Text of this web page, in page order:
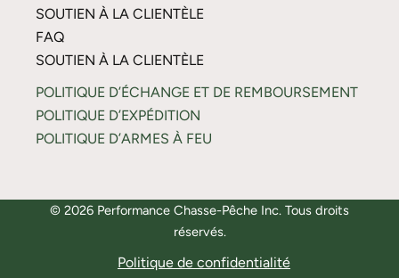
SOUTIEN À LA CLIENTÈLE
FAQ
SOUTIEN À LA CLIENTÈLE
POLITIQUE D’ÉCHANGE ET DE REMBOURSEMENT
POLITIQUE D’EXPÉDITION
POLITIQUE D’ARMES À FEU
© 2026 Performance Chasse-Pêche Inc. Tous droits
réservés.
Politique de confidentialité